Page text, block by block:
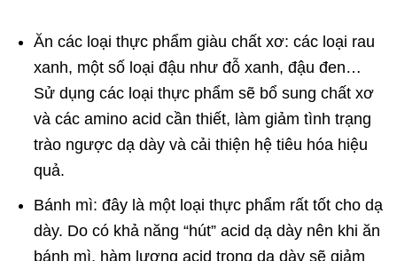
Ăn các loại thực phẩm giàu chất xơ: các loại rau
xanh, một số loại đậu như đỗ xanh, đậu đen…
Sử dụng các loại thực phẩm sẽ bổ sung chất xơ
và các amino acid cần thiết, làm giảm tình trạng
trào ngược dạ dày và cải thiện hệ tiêu hóa hiệu
quả.
Bánh mì: đây là một loại thực phẩm rất tốt cho dạ
dày. Do có khả năng “hút” acid dạ dày nên khi ăn
bánh mì, hàm lượng acid trong dạ dày sẽ giảm